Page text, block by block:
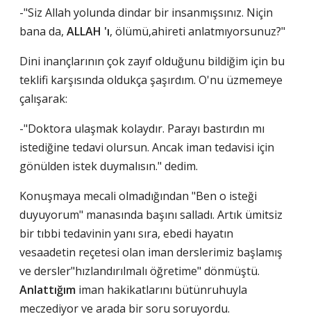
-"Siz Allah yolunda dindar bir insanmışsınız. Niçin
bana da,ALLAH 'ı, ölümü,ahireti anlatmıyorsunuz?"
Dini inançlarının çok zayıf olduğunu bildiğim için bu
teklifi karşısında oldukça şaşırdım. O'nu üzmemeye
çalışarak:
-"Doktora ulaşmak kolaydır. Parayı bastırdın mı
istediğine tedavi olursun. Ancak iman tedavisi için
gönülden istek duymalısın." dedim.
Konuşmaya mecali olmadığından "Ben o isteği
duyuyorum" manasında başını salladı. Artık ümitsiz
bir tıbbi tedavinin yanı sıra, ebedi hayatın
vesaadetin reçetesi olan iman derslerimiz başlamış
ve dersler"hızlandırılmalı öğretime" dönmüştü.
Anlattığım iman hakikatlarını bütünruhuyla
meczediyor ve arada bir soru soruyordu.